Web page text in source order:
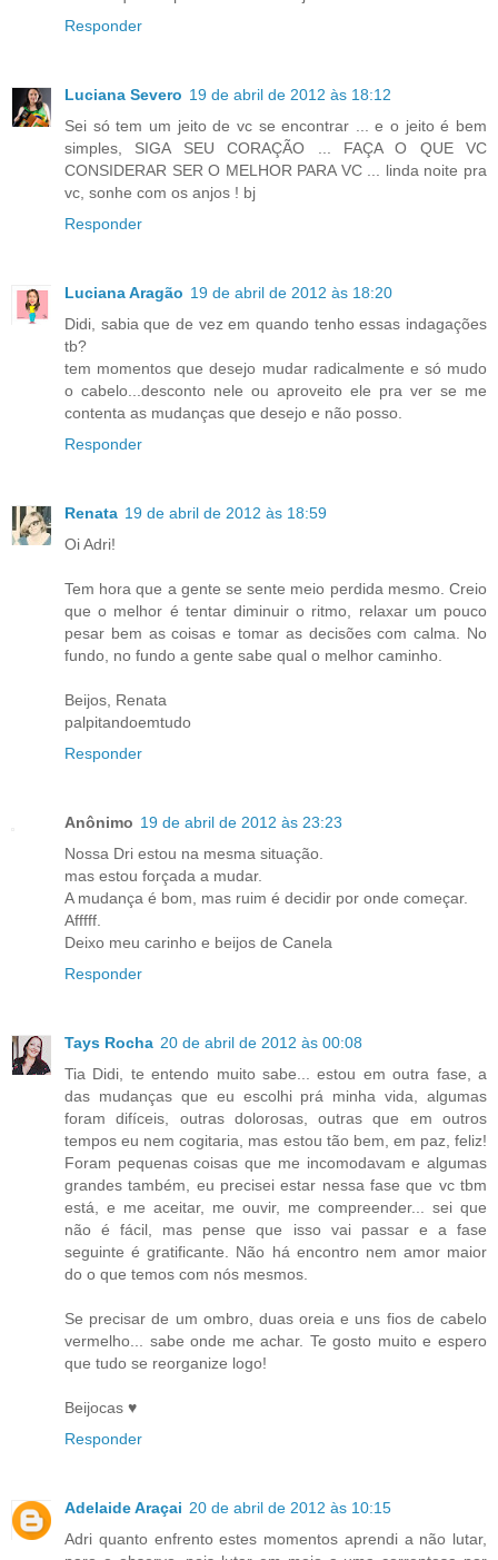
Responder
Luciana Severo 19 de abril de 2012 às 18:12
Sei só tem um jeito de vc se encontrar ... e o jeito é bem
simples, SIGA SEU CORAÇÃO ... FAÇA O QUE VC
CONSIDERAR SER O MELHOR PARA VC ... linda noite pra
vc, sonhe com os anjos ! bj
Responder
Luciana Aragão 19 de abril de 2012 às 18:20
Didi, sabia que de vez em quando tenho essas indagações
tb?
tem momentos que desejo mudar radicalmente e só mudo
o cabelo...desconto nele ou aproveito ele pra ver se me
contenta as mudanças que desejo e não posso.
Responder
Renata 19 de abril de 2012 às 18:59
Oi Adri!
Tem hora que a gente se sente meio perdida mesmo. Creio
que o melhor é tentar diminuir o ritmo, relaxar um pouco
pesar bem as coisas e tomar as decisões com calma. No
fundo, no fundo a gente sabe qual o melhor caminho.
Beijos, Renata
palpitandoemtudo
Responder
Anônimo 19 de abril de 2012 às 23:23
Nossa Dri estou na mesma situação.
mas estou forçada a mudar.
A mudança é bom, mas ruim é decidir por onde começar.
Afffff.
Deixo meu carinho e beijos de Canela
Responder
Tays Rocha 20 de abril de 2012 às 00:08
Tia Didi, te entendo muito sabe... estou em outra fase, a
das mudanças que eu escolhi prá minha vida, algumas
foram difíceis, outras dolorosas, outras que em outros
tempos eu nem cogitaria, mas estou tão bem, em paz, feliz!
Foram pequenas coisas que me incomodavam e algumas
grandes também, eu precisei estar nessa fase que vc tbm
está, e me aceitar, me ouvir, me compreender... sei que
não é fácil, mas pense que isso vai passar e a fase
seguinte é gratificante. Não há encontro nem amor maior
do o que temos com nós mesmos.
Se precisar de um ombro, duas oreia e uns fios de cabelo
vermelho... sabe onde me achar. Te gosto muito e espero
que tudo se reorganize logo!
Beijocas ♥
Responder
Adelaide Araçai 20 de abril de 2012 às 10:15
Adri quanto enfrento estes momentos aprendi a não lutar,